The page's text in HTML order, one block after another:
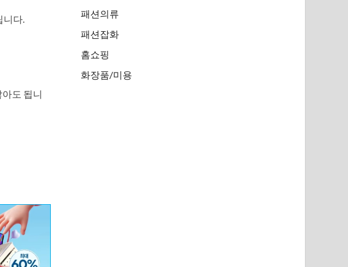
다.
도 됩니
패션의류
패션잡화
홈쇼핑
화장품/미용